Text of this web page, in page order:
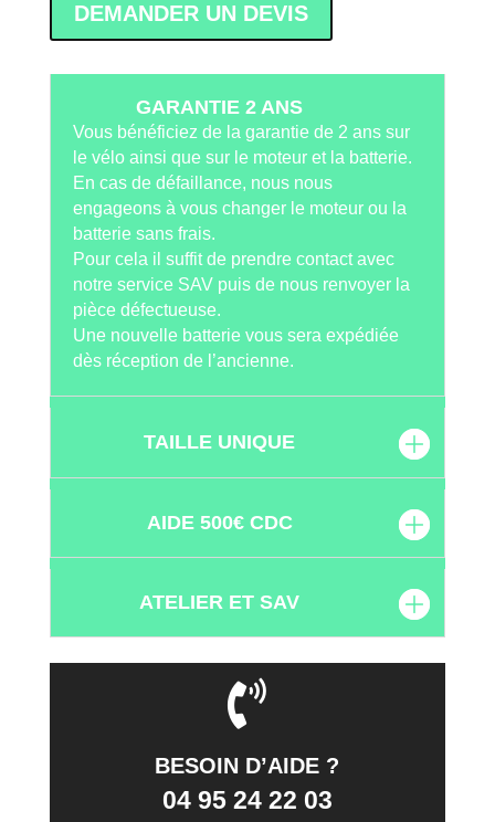
DEMANDER UN DEVIS
GARANTIE 2 ANS
Vous bénéficiez de la garantie de 2 ans sur
le vélo ainsi que sur le moteur et la batterie.
En cas de défaillance, nous nous
engageons à vous changer le moteur ou la
batterie sans frais.
Pour cela il suffit de prendre contact avec
notre service SAV puis de nous renvoyer la
pièce défectueuse.
Une nouvelle batterie vous sera expédiée
dès réception de l’ancienne.
TAILLE UNIQUE
AIDE 500€ CDC
ATELIER ET SAV
BESOIN D’AIDE ?
04 95 24 22 03